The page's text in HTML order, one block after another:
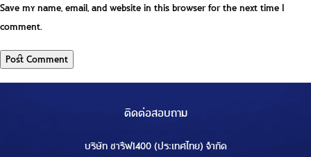
Save my name, email, and website in this browser for the next time I
comment.
ติดต่อสอบถาม
บริษัท ชารีฟ1400 (ประเทศไทย) จำกัด